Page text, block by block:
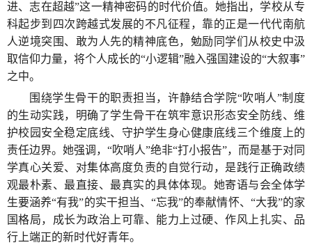
进、志在超越”这一精神密码的时代价值。她指出，学校从专
科起步到四次跨越式发展的不凡征程，靠的正是一代代南航
人逆境突围、敢为人先的精神底色，勉励同学们从校史中汲
取信仰力量，将个人成长的“小逻辑”融入强国建设的“大叙事”
之中。
围绕学生骨干的职责担当，许静结合学院“吹哨人”制度
的生动实践，明确了学生骨干在筑牢意识形态安全防线、维
护校园安全稳定底线、守护学生身心健康底线三个维度上的
责任边界。她强调，“吹哨人”绝非“打小报告”，而是基于对同
学真心关爱、对集体高度负责的自觉行动，是践行正确政绩
观最朴素、最直接、最真实的具体体现。她寄语与会全体学
生要涵养“有我”的实干担当、“忘我”的奉献情怀、“大我”的家
国格局，成长为政治上可靠、能力上过硬、作风上扎实、品
行上端正的新时代好青年。